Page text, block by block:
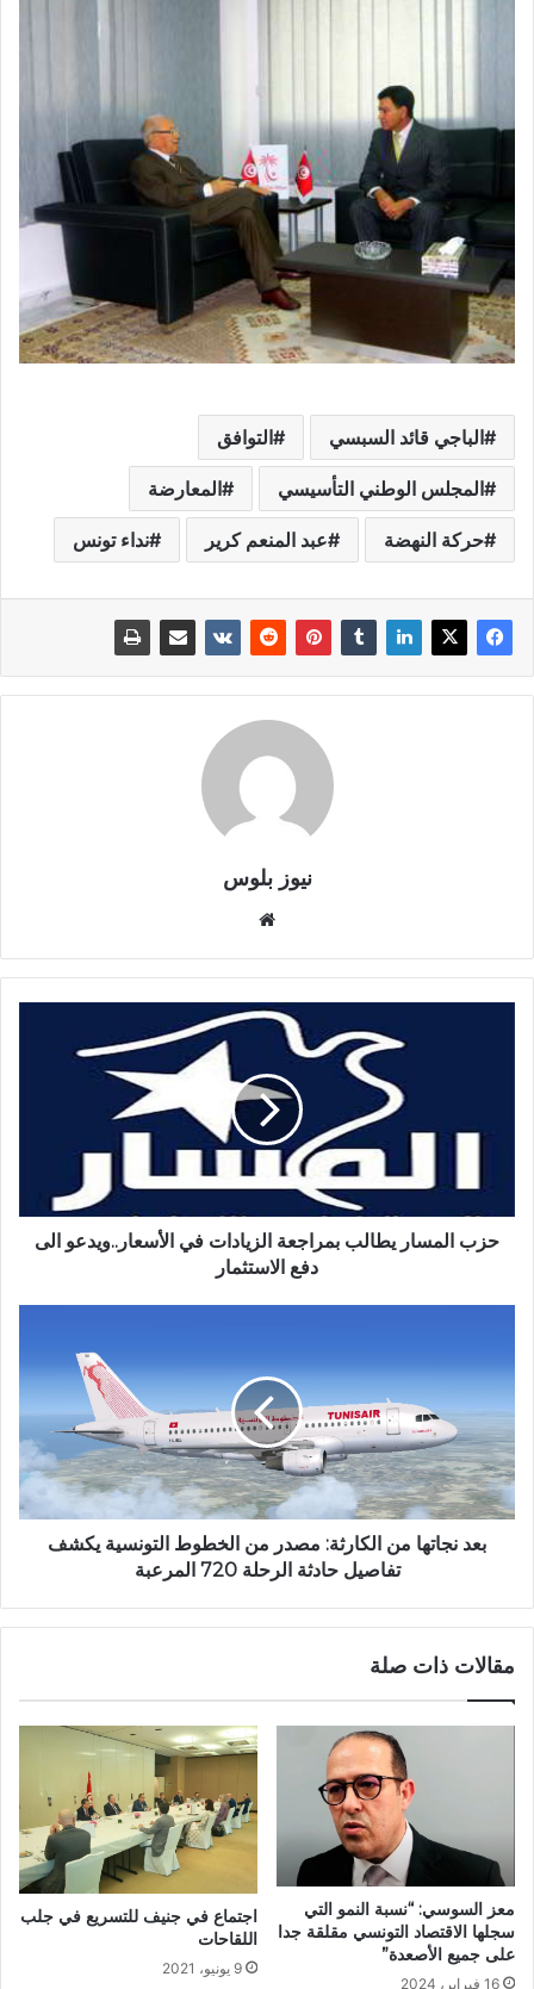
الباجي قائد السبسي التوافق
المجلس الوطني التأسيسي المعارضة
حركة النهضة عبد المنعم كرير نداء تونس
نيوز بلوس
حزب المسار يطالب بمراجعة الزيادات في الأسعار..ويدعو الى
دفع الاستثمار
بعد نجاتها من الكارثة: مصدر من الخطوط التونسية يكشف
تفاصيل حادثة الرحلة 720 المرعبة
مقالات ذات صلة
معز السوسي: “نسبة النمو التي
سجلها الاقتصاد التونسي مقلقة جدا
على جميع الأصعدة”
16 فبراير، 2024
اجتماع في جنيف للتسريع في جلب
اللقاحات
9 يونيو، 2021